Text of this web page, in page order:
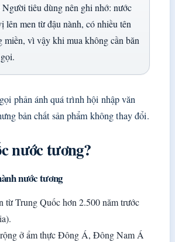
Người tiêu dùng nên ghi nhớ: nước
lên men từ đậu nành, có nhiều tên
miền, vì vậy khi mua không cần băn
phản ánh quá trình hội nhập văn
bản chất sản phẩm không thay đổi.
nước tương?
nước tương
từ Trung Quốc hơn 2.500 năm trước
ở ẩm thực Đông Á, Đông Nam Á